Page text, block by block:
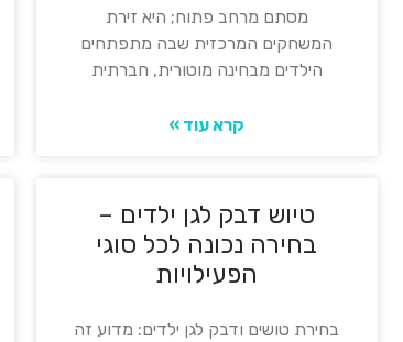
מסתם מרחב פתוח; היא זירת
המשחקים המרכזית שבה מתפתחים
הילדים מבחינה מוטורית, חברתית
קרא עוד »
טיוש דבק לגן ילדים –
בחירה נכונה לכל סוגי
הפעילויות
בחירת טושים ודבק לגן ילדים: מדוע זה